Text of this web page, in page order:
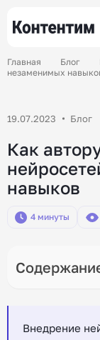
Главная Блог
незаменимых
19.07.2023 Блог
Как
навыков
4 минуты
Внедрение